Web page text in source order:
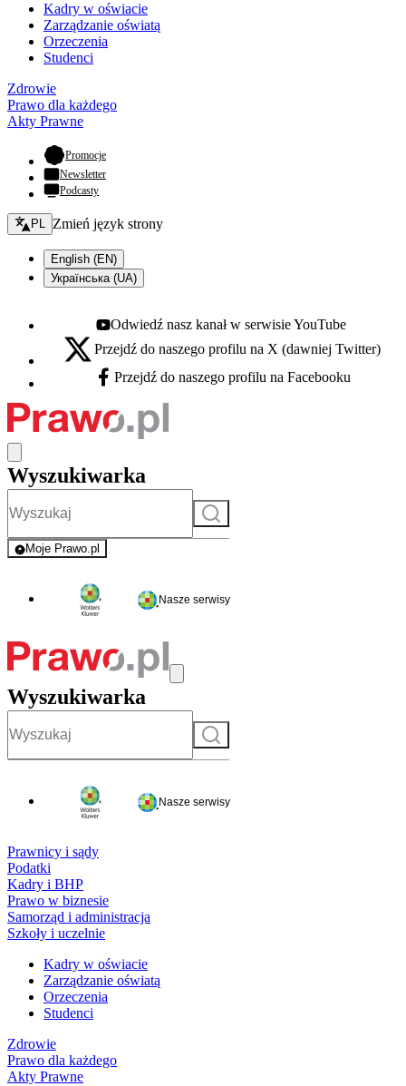
Kadry w oświacie
Zarządzanie oświatą
Orzeczenia
Studenci
Zdrowie
Prawo dla każdego
Akty Prawne
Promocje- otwiera się w nowej karcie
Newsletter
Podcasty
Zmień język - bieżący:
PL Zmień język strony
English (EN)
Українська (UA)
Youtube - otwiera się w nowej karcie
Odwiedź nasz kanał w serwisie YouTube
X - otwiera się w nowej karcie
Przejdź do naszego profilu na X (dawniej Twitter)
Facebook - otwiera się w nowej karcie
Przejdź do naszego profilu na Facebooku
Wyszukiwarka
Szukaj
Moje Prawo.pl
- rejestracja i logowanie do serwisu
Nasze serwisy
Wyszukiwarka
Szukaj
Nasze serwisy
Prawnicy i sądy
Podatki
Kadry i BHP
Prawo w biznesie
Samorząd i administracja
Szkoły i uczelnie
Kadry w oświacie
Zarządzanie oświatą
Orzeczenia
Studenci
Zdrowie
Prawo dla każdego
Akty Prawne